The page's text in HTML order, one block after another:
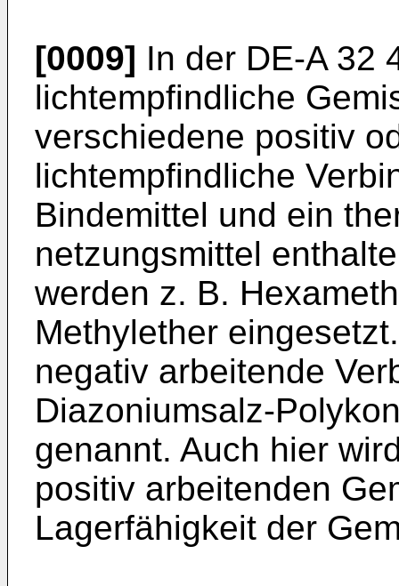
[0009] In der DE-A 32
lichtempfindliche
verschiedene positiv
lichtempfindliche
Bindemittel und ein
netzungsmittel
werden z. B.
Methylether
negativ arbeitende
Diazoniumsalz-
genannt. Auch hier
positiv arbeitenden
Lager­fähigkeit der